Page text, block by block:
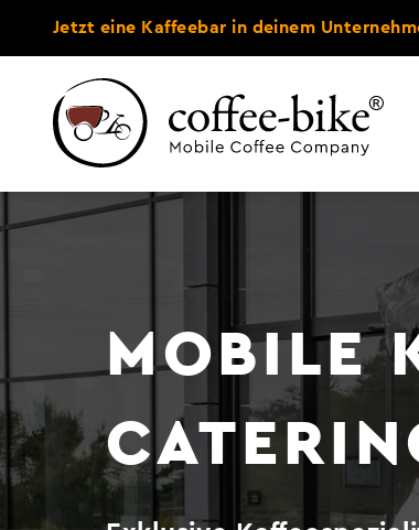
Jetzt eine Kaffeebar in deinem
MOBILE